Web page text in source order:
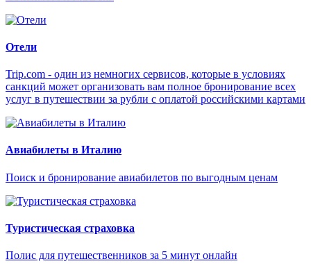
Отели
Trip.com - один из немногих сервисов, которые в условиях
санкций может организовать вам полное бронирование всех
услуг в путешествии за рубли с оплатой российскими картами
Авиабилеты в Италию
Поиск и бронирование авиабилетов по выгодным ценам
Туристическая страховка
Полис для путешественников за 5 минут онлайн